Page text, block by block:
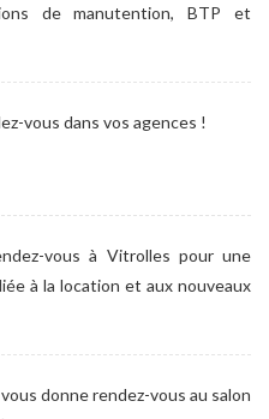
de manutention, BTP et
vous dans vos agences !
vous à Vitrolles pour une
à la location et aux nouveaux
donne rendez-vous au salon